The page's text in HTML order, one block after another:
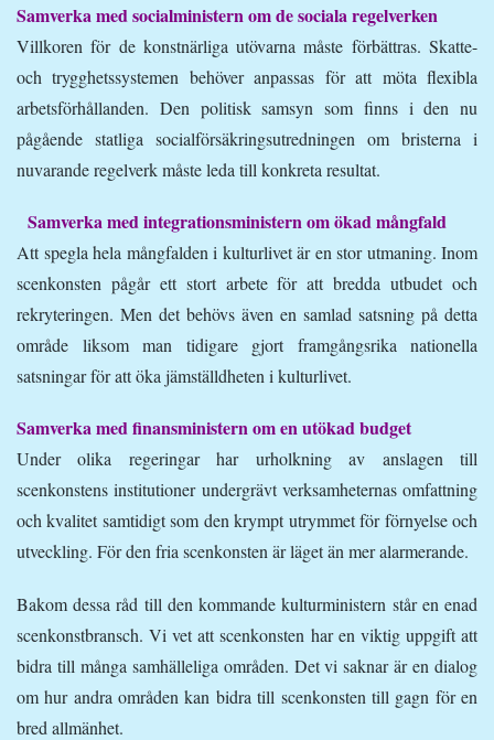
Samverka med socialministern om de sociala regelverken
Villkoren för de konstnärliga utövarna måste förbättras. Skatte-
och trygghetssystemen behöver anpassas för att möta flexibla
arbetsförhållanden. Den politisk samsyn som finns i den nu
pågående statliga socialförsäkringsutredningen om bristerna i
nuvarande regelverk måste leda till konkreta resultat.
Samverka med integrationsministern om ökad mångfald
Att spegla hela mångfalden i kulturlivet är en stor utmaning. Inom
scenkonsten pågår ett stort arbete för att bredda utbudet och
rekryteringen. Men det behövs även en samlad satsning på detta
område liksom man tidigare gjort framgångsrika nationella
satsningar för att öka jämställdheten i kulturlivet.
Samverka med finansministern om en utökad budget
Under olika regeringar har urholkning av anslagen till
scenkonstens institutioner undergrävt verksamheternas omfattning
och kvalitet samtidigt som den krympt utrymmet för förnyelse och
utveckling. För den fria scenkonsten är läget än mer alarmerande.
Bakom dessa råd till den kommande kulturministern står en enad
scenkonstbransch. Vi vet att scenkonsten har en viktig uppgift att
bidra till många samhälleliga områden. Det vi saknar är en dialog
om hur andra områden kan bidra till scenkonsten till gagn för en
bred allmänhet.